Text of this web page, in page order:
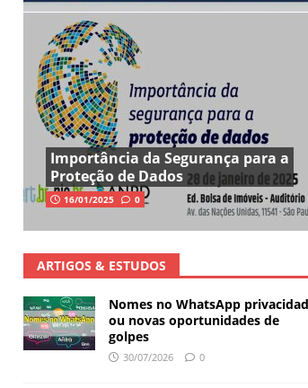
Importância da Segurança para a
Proteção de Dados
16/01/2025 0
ARTIGOS & ESTUDOS
Nomes no WhatsApp
ou novas oportunidades de
golpes
30/07/2026 0